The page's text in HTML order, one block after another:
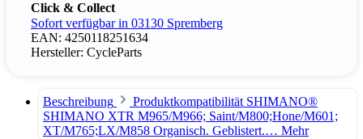
Click & Collect
Sofort verfügbar in 03130 Spremberg
EAN: 4250118251634
Hersteller: CycleParts
Beschreibung
Produktkompatibilität SHIMANO®
SHIMANO XTR M965/M966; Saint/M800;Hone/M601;
XT/M765;LX/M858 Organisch. Geblistert.… Mehr